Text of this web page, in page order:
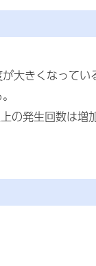
大きくなってい
発生回数は増